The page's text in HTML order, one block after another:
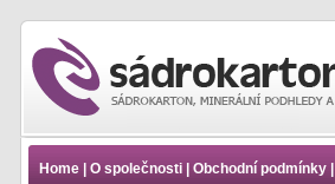
Ecophon akustické
Ecophon Connect - Systém
Home| O společnosti| Obchodní podmínky|